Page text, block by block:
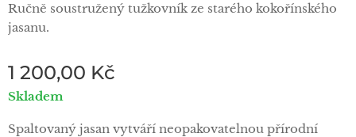
Ručně soustružený tužkovník ze starého kokořínského
jasanu.
1 200,00 Kč
Skladem
Spaltovaný jasan vytváří neopakovatelnou přírodní